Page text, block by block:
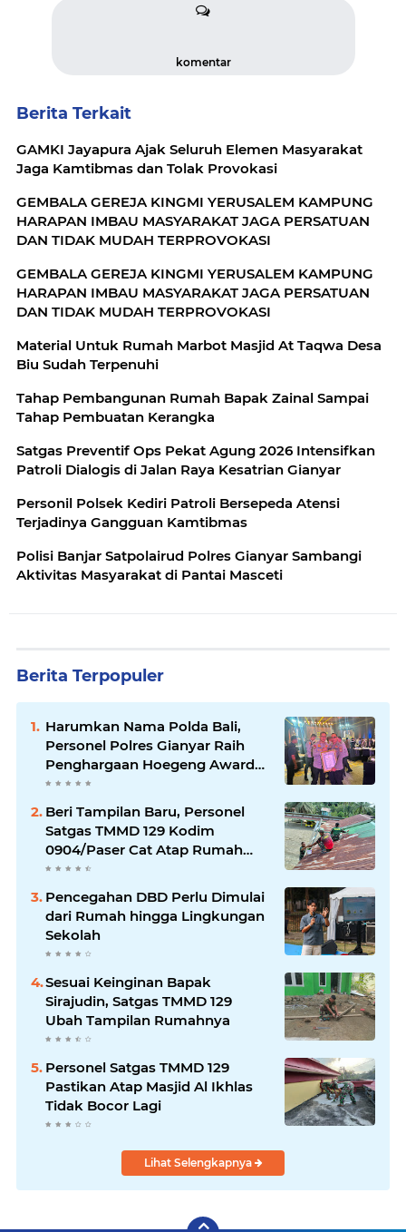
komentar
Berita Terkait
GAMKI Jayapura Ajak Seluruh Elemen Masyarakat
Jaga Kamtibmas dan Tolak Provokasi
GEMBALA GEREJA KINGMI YERUSALEM KAMPUNG
HARAPAN IMBAU MASYARAKAT JAGA PERSATUAN
DAN TIDAK MUDAH TERPROVOKASI
GEMBALA GEREJA KINGMI YERUSALEM KAMPUNG
HARAPAN IMBAU MASYARAKAT JAGA PERSATUAN
DAN TIDAK MUDAH TERPROVOKASI
Material Untuk Rumah Marbot Masjid At Taqwa Desa
Biu Sudah Terpenuhi
Tahap Pembangunan Rumah Bapak Zainal Sampai
Tahap Pembuatan Kerangka
Satgas Preventif Ops Pekat Agung 2026 Intensifkan
Patroli Dialogis di Jalan Raya Kesatrian Gianyar
Personil Polsek Kediri Patroli Bersepeda Atensi
Terjadinya Gangguan Kamtibmas
Polisi Banjar Satpolairud Polres Gianyar Sambangi
Aktivitas Masyarakat di Pantai Masceti
Berita Terpopuler
Harumkan Nama Polda Bali,
Personel Polres Gianyar Raih
Penghargaan Hoegeng Awards
2026
Beri Tampilan Baru, Personel
Satgas TMMD 129 Kodim
0904/Paser Cat Atap Rumah
Marbot
Pencegahan DBD Perlu Dimulai
dari Rumah hingga Lingkungan
Sekolah
Sesuai Keinginan Bapak
Sirajudin, Satgas TMMD 129
Ubah Tampilan Rumahnya
Personel Satgas TMMD 129
Pastikan Atap Masjid Al Ikhlas
Tidak Bocor Lagi
Lihat Selengkapnya